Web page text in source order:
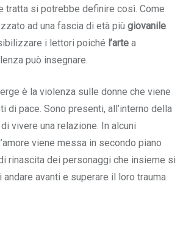
tratta si potrebbe definire così. Come
ad una fascia di età più giovanile.
i lettori poiché l’arte a
può insegnare.
è la violenza sulle donne che viene
di pace. Sono presenti, all’interno della
vivere una relazione. In alcuni
viene messa in secondo piano
rinascita dei personaggi che insieme si
andare avanti e superare il loro trauma